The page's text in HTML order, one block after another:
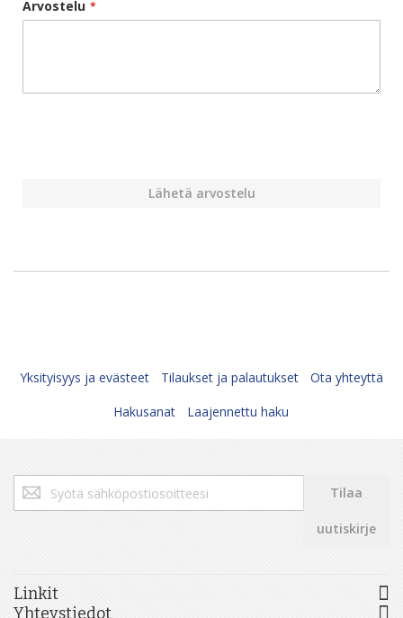
Arvostelu
Lähetä arvostelu
Yksityisyys ja evästeet Tilaukset ja palautukset
Ota yhteyttä
Hakusanat
Laajennettu haku
Tilaa
uutiskirjeemme:
Tilaa
uutiskirje
Linkit
Yhteystiedot